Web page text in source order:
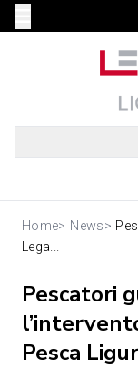
Home> News>
Lega...
Pescatori
Pesca